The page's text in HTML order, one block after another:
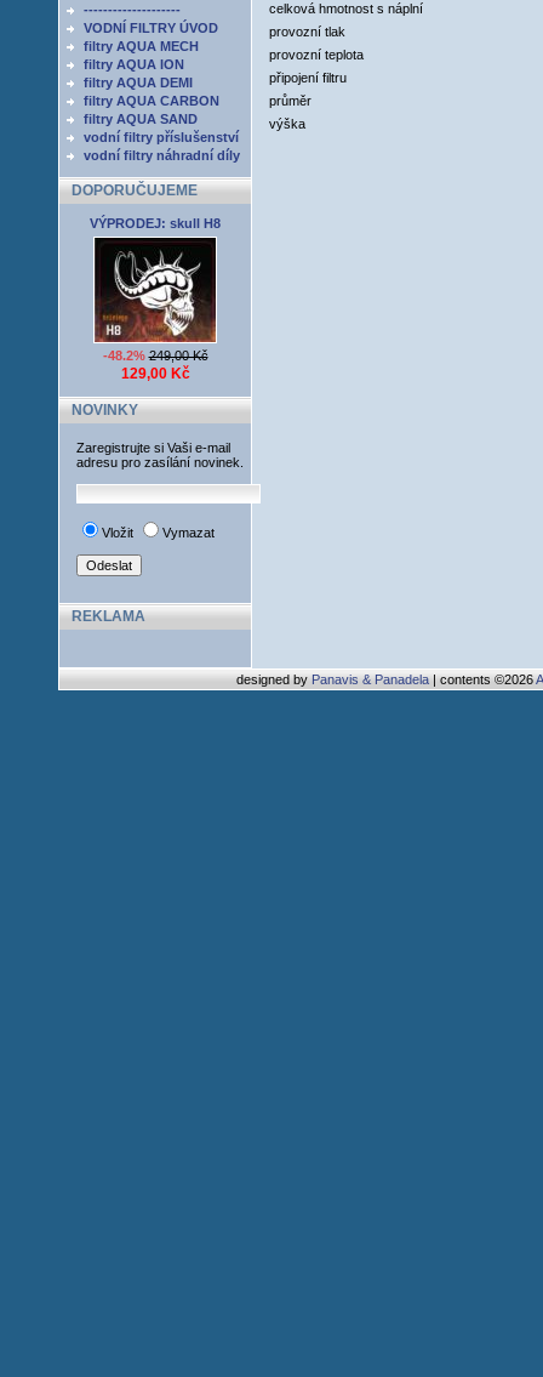
--------------------
VODNÍ FILTRY ÚVOD
filtry AQUA MECH
filtry AQUA ION
filtry AQUA DEMI
filtry AQUA CARBON
filtry AQUA SAND
vodní filtry příslušenství
vodní filtry náhradní díly
DOPORUČUJEME
VÝPRODEJ: skull H8
-48.2%249,00 Kč
129,00 Kč
NOVINKY
Zaregistrujte si Vaši e-mail
adresu pro zasílání novinek.
Vložit Vymazat
REKLAMA
celková hmotnost s náplní
provozní tlak
provozní teplota
připojení filtru
průměr
výška
designed byPanavis & Panadela| contents ©2026